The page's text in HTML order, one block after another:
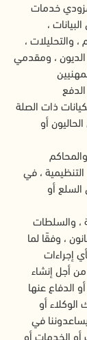
خدمات
،
والتحليلات ،
، ومقدمي
ذات الصلة
أو
، في
أو
، والسلطات
، وفقًا لما
إجراءات
أجل إنشاء
الدفاع عنها
الوكلاء أو
في
أو الخدمات أو